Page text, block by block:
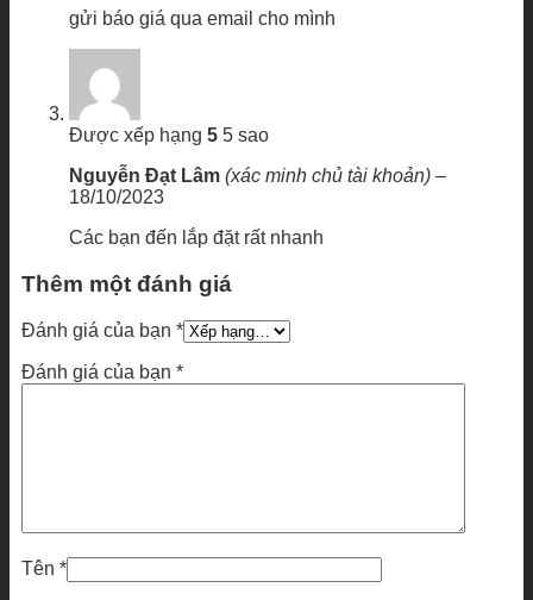
gửi báo giá qua email cho mình
Được xếp hạng 5 5 sao
Nguyễn Đạt Lâm (xác minh chủ tài khoản) –
18/10/2023
Các bạn đến lắp đặt rất nhanh
Thêm một đánh giá
Đánh giá của bạn *
Đánh giá của bạn *
Tên *